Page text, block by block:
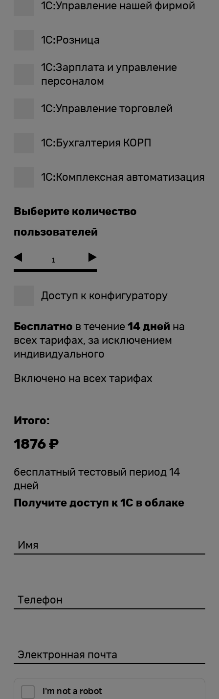
1С:Управление нашей фирмой
1С:Розница
1С:Зарплата и управление
персоналом
1С:Управление торговлей
1С:Бухгалтерия КОРП
1С:Комплексная автоматизация
Выберите количество
пользователей
Доступ к конфигуратору
Бесплатно в течение 14 дней на
всех тарифах, за исключением
индивидуального
Включено на всех тарифах
Итого:
1876 ₽
бесплатный тестовый период 14
дней
Получите доступ к 1С в облаке
Имя
Телефон
Электронная почта